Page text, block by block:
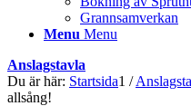
Grannsamverkan
Menu Menu
Anslagstavla
Du är här: Startsida1 /
allsång!